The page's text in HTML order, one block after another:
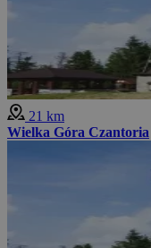
21 km
Wielka Góra Czantoria